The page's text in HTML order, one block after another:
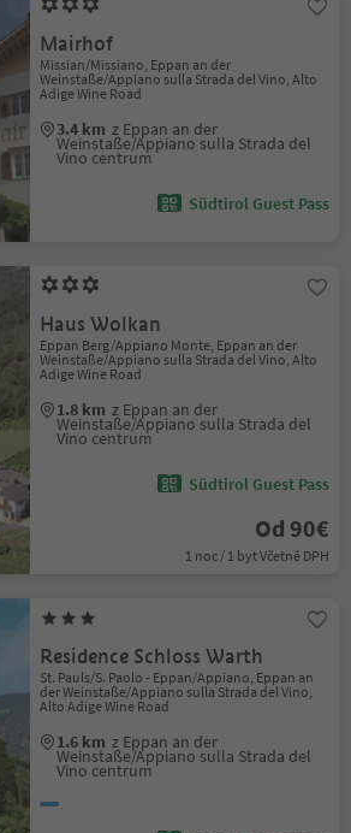
Mairhof
Missian/Missiano, Eppan an der
Weinstaße/Appiano sulla Strada del Vino, Alto
Adige Wine Road
3.4 km z Eppan an der
Weinstaße/Appiano sulla Strada del
Vino centrum
Südtirol Guest Pass
Haus Wolkan
Eppan Berg/Appiano Monte, Eppan an der
Weinstaße/Appiano sulla Strada del Vino, Alto
Adige Wine Road
1.8 km z Eppan an der
Weinstaße/Appiano sulla Strada del
Vino centrum
Südtirol Guest Pass
Od 90€
1 noc / 1 byt Včetně DPH
Residence Schloss Warth
St. Pauls/S. Paolo - Eppan/Appiano, Eppan an
der Weinstaße/Appiano sulla Strada del Vino,
Alto Adige Wine Road
1.6 km z Eppan an der
Weinstaße/Appiano sulla Strada del
Vino centrum